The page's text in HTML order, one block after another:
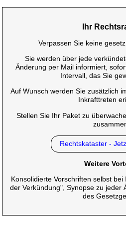
Ihr
Verpassen Sie keine
Sie werden über jede
Änderung per Mail informiert,
Intervall, das Sie
Auf Wunsch werden Sie zusätzlich
Inkrafttreten
Stellen Sie Ihr Paket zu
Rechtskataster -
Weitere
Konsolidierte Vorschriften selbst
der Verkündung", Synopse zu jeder
des